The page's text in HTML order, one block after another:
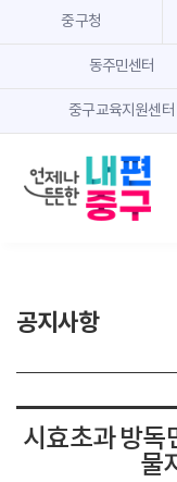
중구청
동주민센터
중구교육지원센터
공지사항
시효초과 방독
물